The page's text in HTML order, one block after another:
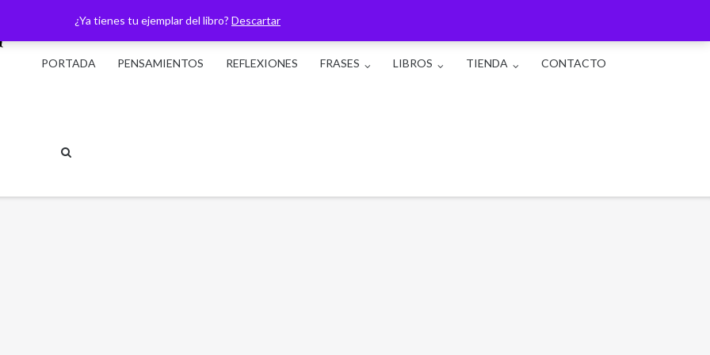
¿Ya tienes tu ejemplar del libro? Descartar
PORTADA
PENSAMIENTOS REFLEXIONES FRASES LIBROS TIENDA CONTACTO